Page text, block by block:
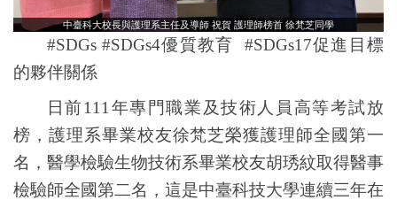
中臺科大校長與護理系主任及導師 祝賀 護理師榜首 徐梵芝同學
#SDGs #SDGs4優質教育 #SDGs17促進目標
的夥伴關係
日前111 年專門職業及技術人員高等考試放
榜，護理系畢業校友徐梵芝榮獲護理師全國第一
名，醫學檢驗生物技術系畢業校友胡琇紋取得醫事
檢驗師全國第二名，這是中臺科技大學連續三年在